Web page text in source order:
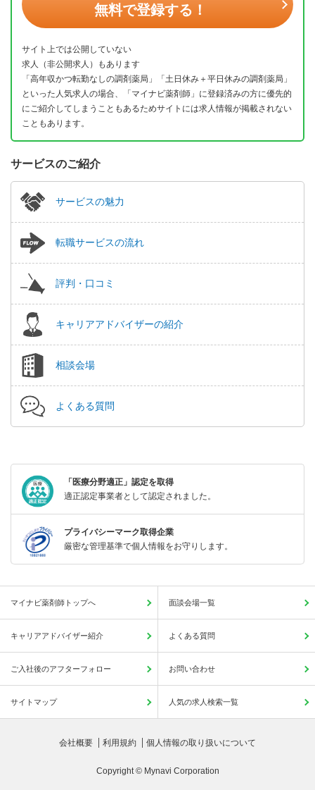
無料で登録する！
サイト上では公開していない
求人（非公開求人）もあります
「高年収かつ転勤なしの調剤薬局」「土日休み＋平日休みの調剤薬局」
といった人気求人の場合、「マイナビ薬剤師」に登録済みの方に優先的
にご紹介してしまうこともあるためサイトには求人情報が掲載されない
こともあります。
サービスのご紹介
サービスの魅力
転職サービスの流れ
評判・口コミ
キャリアアドバイザーの紹介
相談会場
よくある質問
「医療分野適正」認定を取得
適正認定事業者として認定されました。
プライバシーマーク取得企業
厳密な管理基準で個人情報をお守りします。
マイナビ薬剤師トップへ 面談会場一覧
キャリアアドバイザー紹介 よくある質問
ご入社後のアフターフォロー お問い合わせ
サイトマップ 人気の求人検索一覧
会社概要 利用規約 個人情報の取り扱いについて
Copyright © Mynavi Corporation